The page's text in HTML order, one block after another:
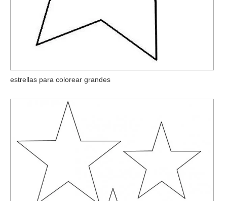
estrellas para colorear grandes